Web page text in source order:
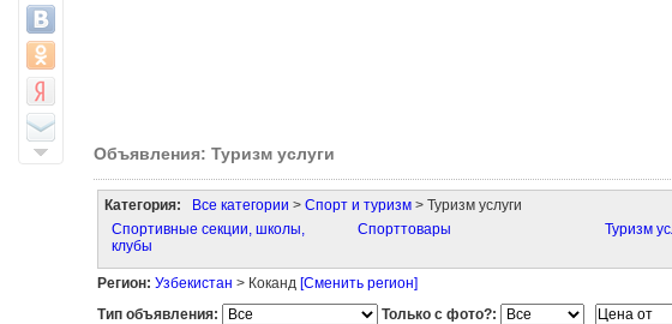
Объявления: Туризм услуги
Категория: Все категории > Спорт и туризм> Туризм услуги
Спортивные секции, школы,
клубы
Спорттовары Туризм
Регион: Узбекистан > Коканд [Сменить регион]
Тип объявления:
Только с фото?: